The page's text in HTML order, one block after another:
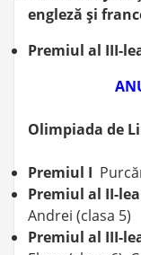
engleză şi
Premiul al III-
Olimpiada de
Premiul I
Premiul al II-lea
Andrei (clasa 5)
Premiul al III-